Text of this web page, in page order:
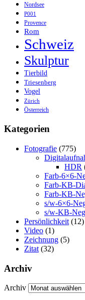
Nordsee
P001
Provence
Rom
Schweiz
Skulptur
Tierbild
Triesenberg
Vogel
Zürich
Österreich
Kategorien
Fotografie (775)
HDR
Farb-6×6-
Farb-KB-
Farb-KB-
s/w-6×6-
s/w-KB-
Persönlichkeit (12)
Video (1)
Zeichnung (5)
Zitat (32)
Archiv
Archiv